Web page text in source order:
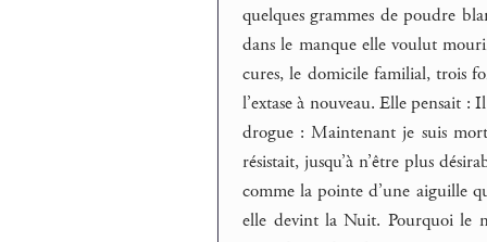
quelques grammes de poudre
dans le manque elle voulut
cures, le domicile familial, trois
l’extase à nouveau. Elle pensait :
drogue : Maintenant je suis
résistait, jusqu’à n’être plus
comme la pointe d’une aiguille
elle devint la Nuit. Pourquoi le